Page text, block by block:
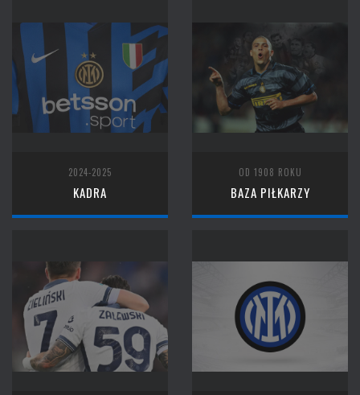
2024-2025
KADRA
OD 1908 ROKU
BAZA PIŁKARZY